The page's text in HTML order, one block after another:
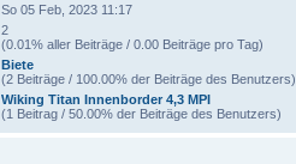
So 05 Feb, 2023 11:17
2
(0.01% aller Beiträge / 0.00 Beiträge pro Tag)
Biete
(2 Beiträge / 100.00% der Beiträge des Benutzers)
Wiking Titan Innenborder 4,3 MPI
(1 Beitrag / 50.00% der Beiträge des Benutzers)